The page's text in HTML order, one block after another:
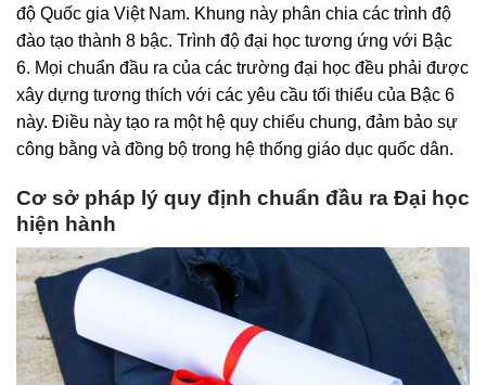
độ Quốc gia Việt Nam. Khung này phân chia các trình độ
đào tạo thành 8 bậc. Trình độ đại học tương ứng với Bậc
6. Mọi chuẩn đầu ra của các trường đại học đều phải được
xây dựng tương thích với các yêu cầu tối thiểu của Bậc 6
này. Điều này tạo ra một hệ quy chiếu chung, đảm bảo sự
công bằng và đồng bộ trong hệ thống giáo dục quốc dân.
Cơ sở pháp lý quy định chuẩn đầu ra Đại học
hiện hành